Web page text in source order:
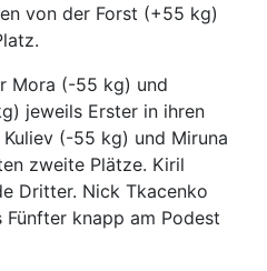
von der Forst (+55 kg)
Mora (-55 kg) und
jeweils Erster in ihren
(-55 kg) und Miruna
zweite Plätze. Kiril
Dritter. Nick Tkacenko
knapp am Podest